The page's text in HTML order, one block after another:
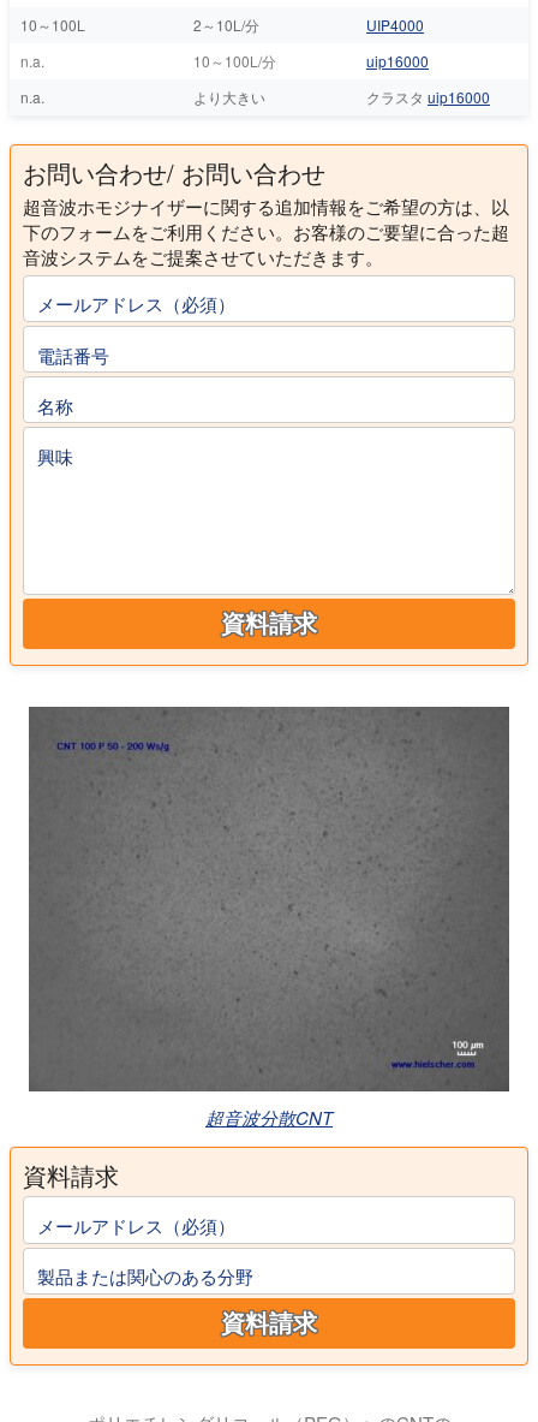
10～100L
2～10L/分
UIP4000
n.a.
10～100L/分
uip16000
n.a.
より大きい クラスタ uip16000
お問い合わせ/ お問い合わせ
超音波ホモジナイザーに関する追加情報をご希望の方は、以
下のフォームをご利用ください。お客様のご要望に合った超
音波システムをご提案させていただきます。
メールアドレス（必須）
電話番号
名称
興味
資料請求
超音波分散CNT
資料請求
メールアドレス（必須）
製品または関心のある分野
資料請求